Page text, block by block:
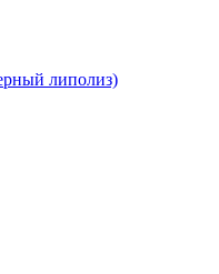
липолиз)